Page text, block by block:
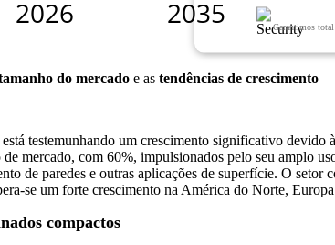
Garantimos
do mercado e as tendências de crescimento
testemunhando um crescimento significativo devido
mercado, com 60%, impulsionados pelo seu amplo
de paredes e outras aplicações de superfície. O
se um forte crescimento na América do Norte,
compactos